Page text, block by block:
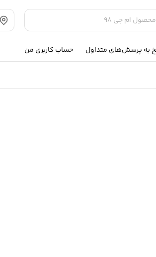
به پرسش‌های متداول حساب کاربری من